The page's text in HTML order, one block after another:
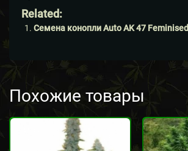
Related:
Семена конопли Auto AK 47 Feminised
Похожие товары